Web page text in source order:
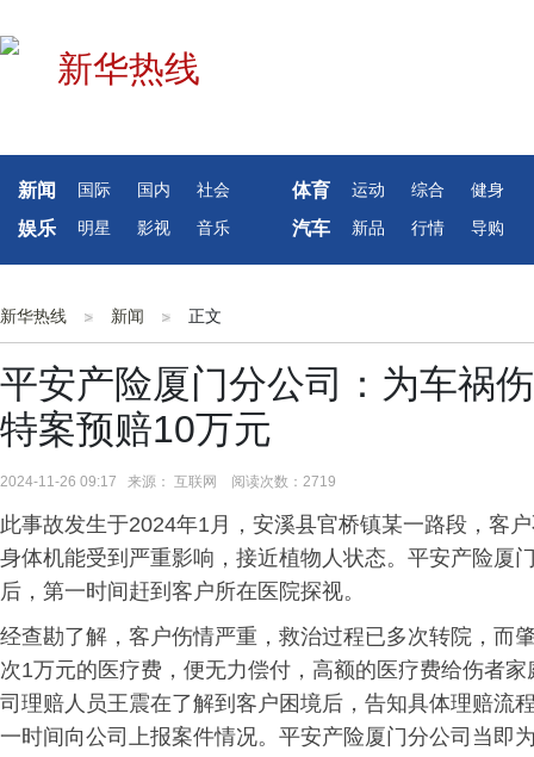
新闻 国际 国内 社会 体育 运动 综合 健身
娱乐 明星 影视 音乐 汽车 新品 行情 导购
新华热线 新闻 正文
平安产险厦门分公司：为车祸
特案预赔10万元
2024-11-26 09:17 来源： 互联网 阅读次数：2719
此事故发生于2024年1月，安溪县官桥镇某一路段，客
身体机能受到严重影响，接近植物人状态。平安产险厦
后，第一时间赶到客户所在医院探视。
经查勘了解，客户伤情严重，救治过程已多次转院，而
次1万元的医疗费，便无力偿付，高额的医疗费给伤者
司理赔人员王震在了解到客户困境后，告知具体理赔流
一时间向公司上报案件情况。平安产险厦门分公司当即